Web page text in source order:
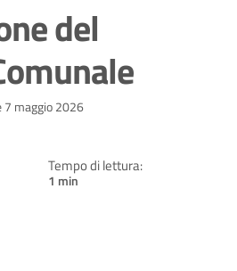
del
7 maggio 2026
Tempo di lettura:
1 min